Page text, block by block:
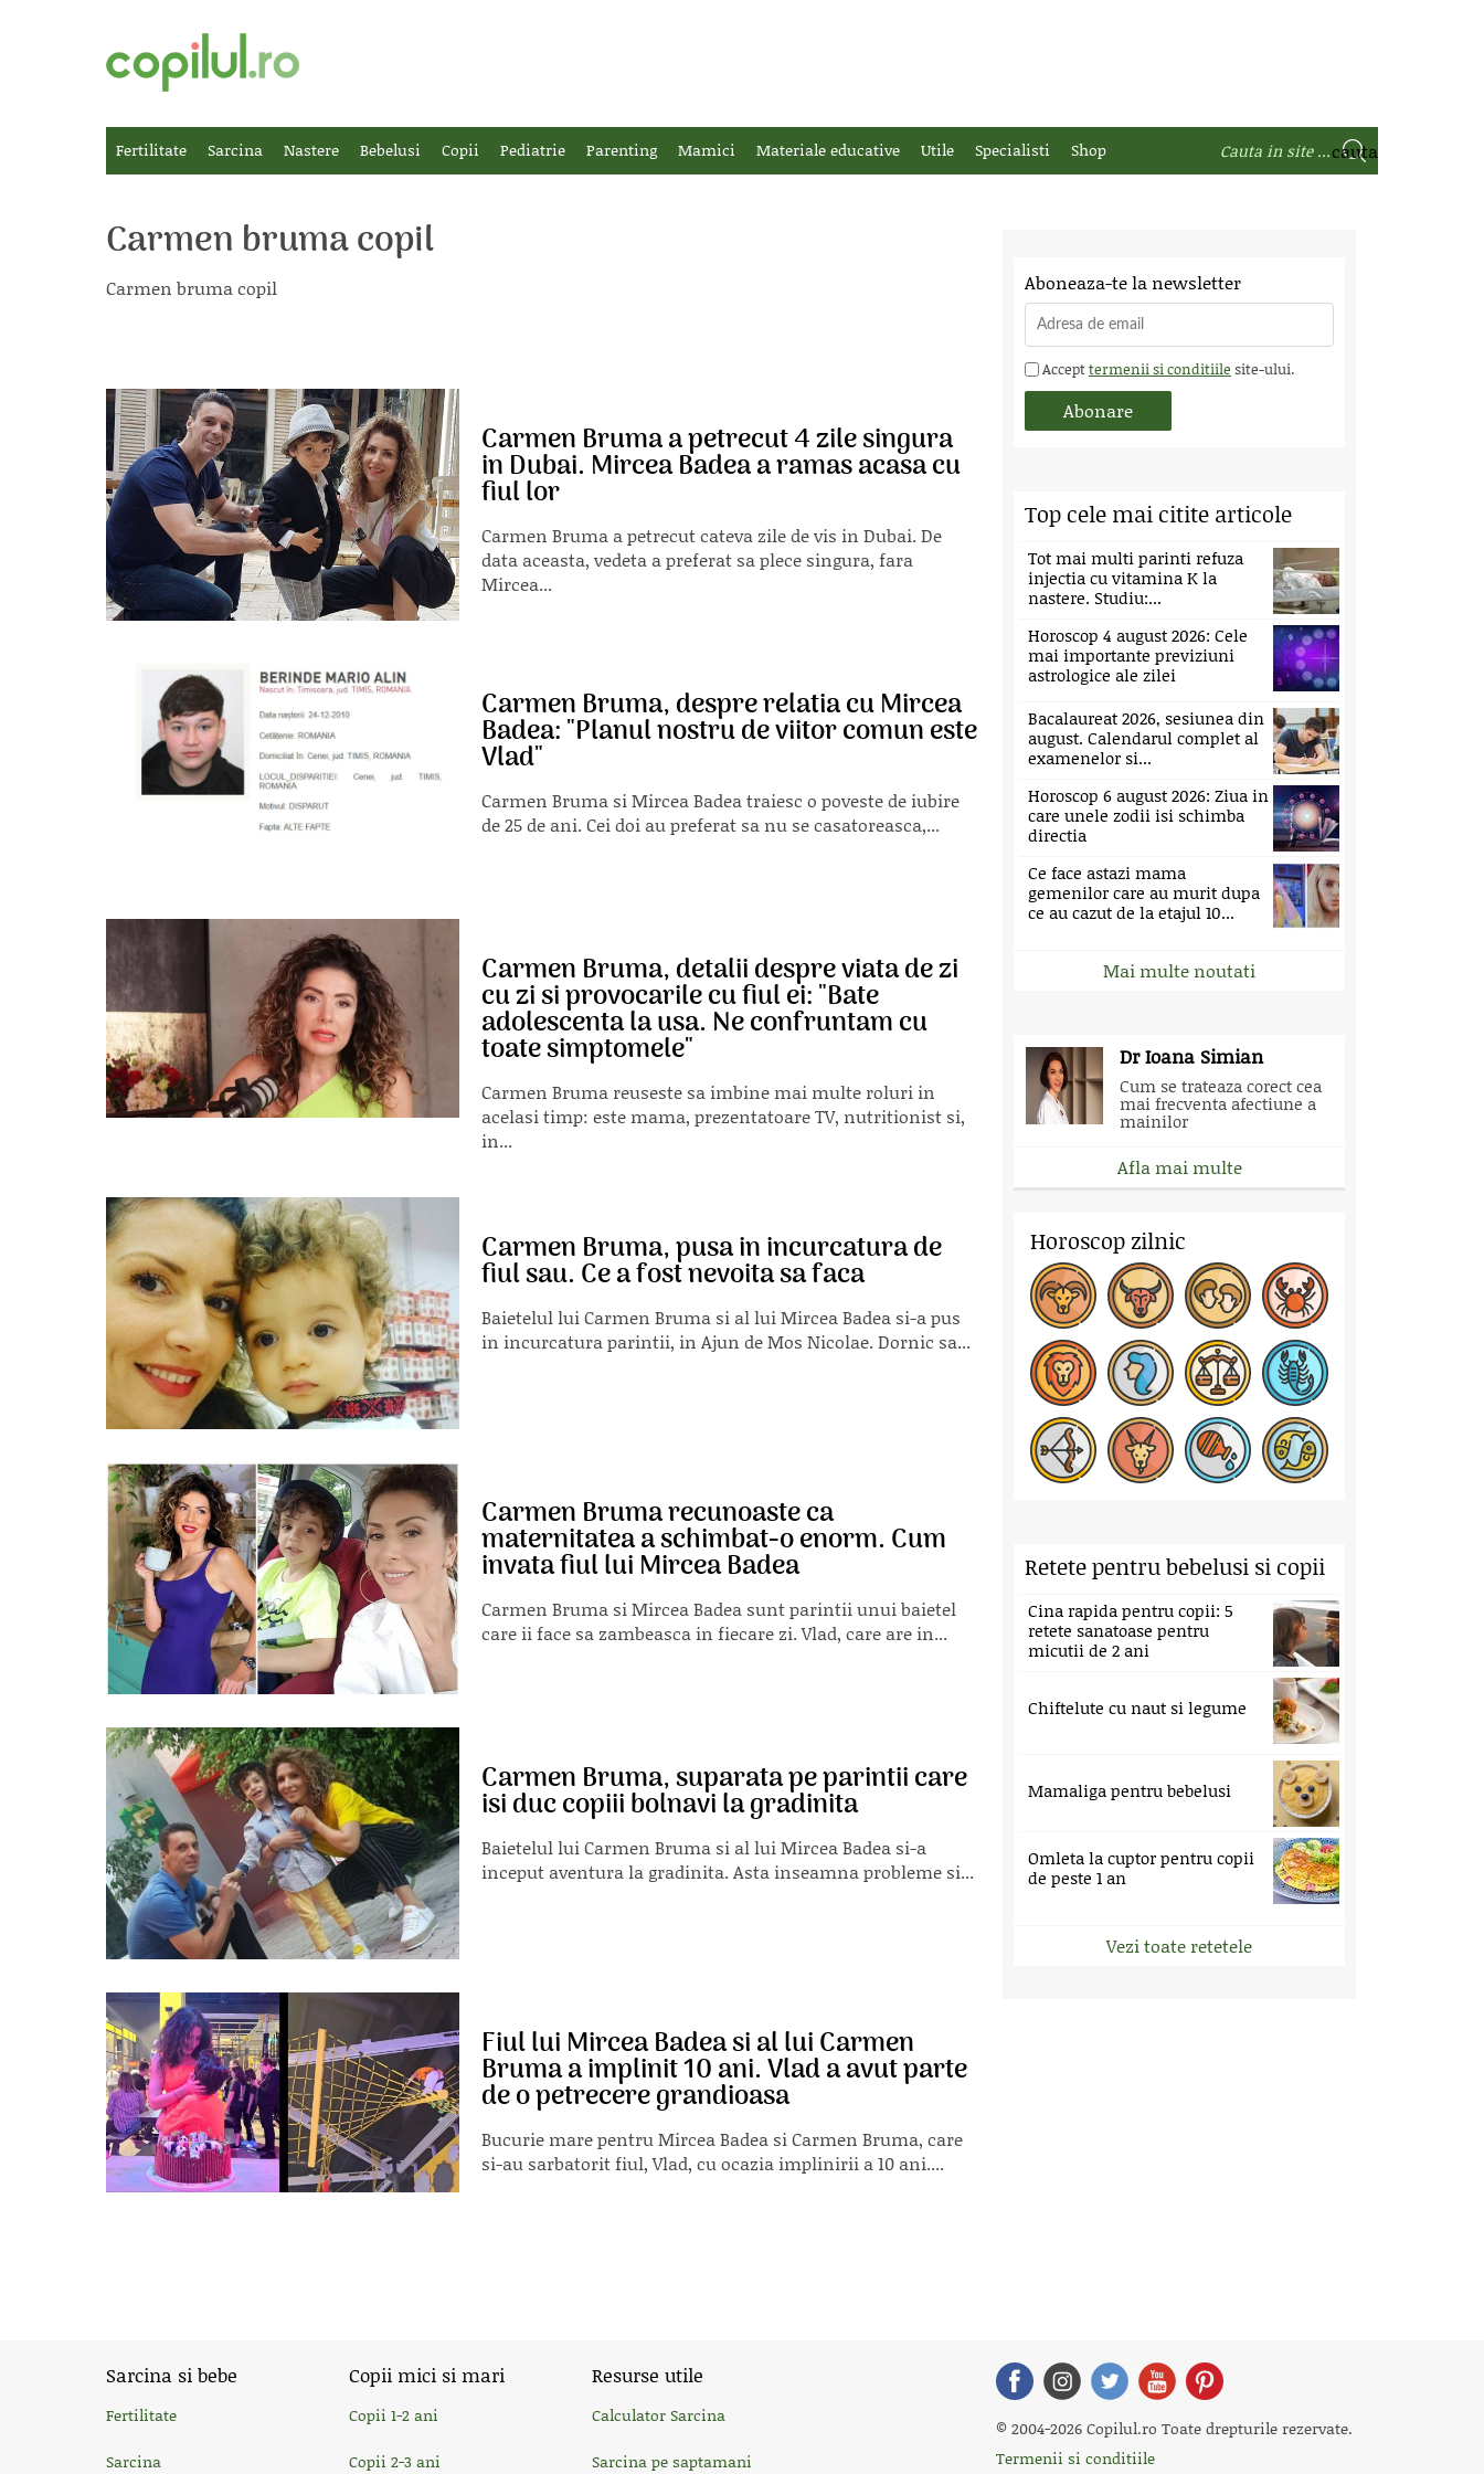
Fertilitate Sarcina Nastere Bebelusi Copii Pediatrie Parenting Mamici Materiale educative Utile Specialisti Shop
Carmen bruma copil
Carmen bruma copil
Carmen Bruma a petrecut 4 zile singura
in Dubai. Mircea Badea a ramas acasa cu
fiul lor
Carmen Bruma a petrecut cateva zile de vis in Dubai. De
data aceasta, vedeta a preferat sa plece singura, fara
Mircea...
Carmen Bruma, despre relatia cu Mircea
Badea: "Planul nostru de viitor comun este
Vlad"
Carmen Bruma si Mircea Badea traiesc o poveste de iubire
de 25 de ani. Cei doi au preferat sa nu se casatoreasca,...
Carmen Bruma, detalii despre viata de zi
cu zi si provocarile cu fiul ei: "Bate
adolescenta la usa. Ne confruntam cu
toate simptomele"
Carmen Bruma reuseste sa imbine mai multe roluri in
acelasi timp: este mama, prezentatoare TV, nutritionist si,
in...
Carmen Bruma, pusa in incurcatura de
fiul sau. Ce a fost nevoita sa faca
Baietelul lui Carmen Bruma si al lui Mircea Badea si-a pus
in incurcatura parintii, in Ajun de Mos Nicolae. Dornic sa...
Carmen Bruma recunoaste ca
maternitatea a schimbat-o enorm. Cum
invata fiul lui Mircea Badea
Carmen Bruma si Mircea Badea sunt parintii unui baietel
care ii face sa zambeasca in fiecare zi. Vlad, care are in...
Carmen Bruma, suparata pe parintii care
isi duc copiii bolnavi la gradinita
Baietelul lui Carmen Bruma si al lui Mircea Badea si-a
inceput aventura la gradinita. Asta inseamna probleme si...
Fiul lui Mircea Badea si al lui Carmen
Bruma a implinit 10 ani. Vlad a avut parte
de o petrecere grandioasa
Bucurie mare pentru Mircea Badea si Carmen Bruma, care
si-au sarbatorit fiul, Vlad, cu ocazia implinirii a 10 ani....
Aboneaza-te la newsletter
Accepttermenii si conditiile site-ului.
Top cele mai citite articole
Tot mai multi parinti refuza
injectia cu vitamina K la
nastere. Studiu:...
Horoscop 4 august 2026: Cele
mai importante previziuni
astrologice ale zilei
Bacalaureat 2026, sesiunea din
august. Calendarul complet al
examenelor si...
Horoscop 6 august 2026: Ziua in
care unele zodii isi schimba
directia
Ce face astazi mama
gemenilor care au murit dupa
ce au cazut de la etajul 10...
Mai multe noutati
Dr Ioana Simian
Cum se trateaza corect cea
mai frecventa afectiune a
mainilor
Afla mai multe
Horoscop zilnic
Retete pentru bebelusi si copii
Cina rapida pentru copii: 5
retete sanatoase pentru
micutii de 2 ani
Chiftelute cu naut si legume
Mamaliga pentru bebelusi
Omleta la cuptor pentru copii
de peste 1 an
Vezi toate retetele
Sarcina si bebe
Fertilitate
Sarcina
Copii mici si mari
Copii 1-2 ani
Copii 2-3 ani
Resurse utile
Calculator Sarcina
Sarcina pe saptamani
© 2004-2026 Copilul.ro Toate drepturile rezervate.
Termenii si conditiile